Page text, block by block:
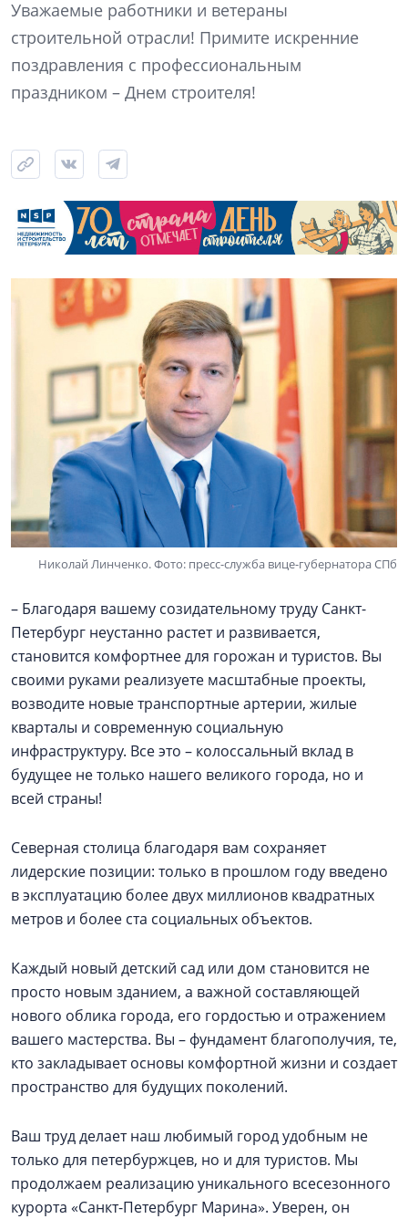
Уважаемые работники и ветераны
строительной отрасли! Примите искренние
поздравления с профессиональным
праздником – Днем строителя!
Николай Линченко. Фото: пресс-служба вице-губернатора СПб
– Благодаря вашему созидательному труду Санкт-
Петербург неустанно растет и развивается,
становится комфортнее для горожан и туристов. Вы
своими руками реализуете масштабные проекты,
возводите новые транспортные артерии, жилые
кварталы и современную социальную
инфраструктуру. Все это – колоссальный вклад в
будущее не только нашего великого города, но и
всей страны!
Северная столица благодаря вам сохраняет
лидерские позиции: только в прошлом году введено
в эксплуатацию более двух миллионов квадратных
метров и более ста социальных объектов.
Каждый новый детский сад или дом становится не
просто новым зданием, а важной составляющей
нового облика города, его гордостью и отражением
вашего мастерства. Вы – фундамент благополучия, те,
кто закладывает основы комфортной жизни и создает
пространство для будущих поколений.
Ваш труд делает наш любимый город удобным не
только для петербуржцев, но и для туристов. Мы
продолжаем реализацию уникального всесезонного
курорта «Санкт-Петербург Марина». Уверен, он